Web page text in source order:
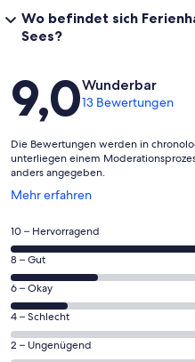
Wo befindet sich
Sees?
Bewertungen
9,0Wunderbar
13 Bewertungen
Die Bewertungen werden in
unterliegen einem
anders angegeben.
Mehr erfahren
Wird
einem
neuen
Fenster
geöffnet
8
von
insgesamt
13
Gästebewertungen
haben
eine
10 – Hervorragend
3
von
insgesamt
13
Gästebewertungen
haben
8 – Gut
2
von
insgesamt
13
6 – Okay
0
von
insgesamt
4 – Schlecht
0
2 – Ungenügend